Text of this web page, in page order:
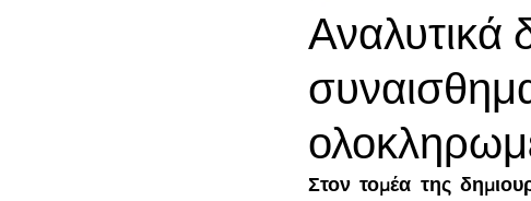
Αναλυτικά
Στον τομέα της